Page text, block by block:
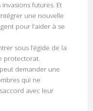
futures. Et
une nouvelle
pour l’aider à se
sous l’égide de la
protectorat.
peut demander une
qui ne
avec leur